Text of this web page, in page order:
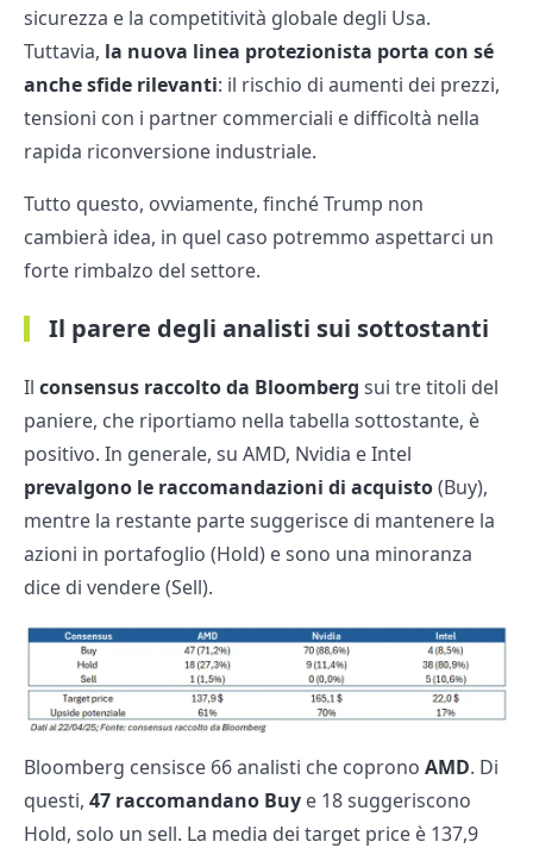
sicurezza e la competitività globale degli Usa.
Tuttavia, la nuova linea protezionista porta con sé
anche sfide rilevanti: il rischio di aumenti dei prezzi,
tensioni con i partner commerciali e difficoltà nella
rapida riconversione industriale.
Tutto questo, ovviamente, finché Trump non
cambierà idea, in quel caso potremmo aspettarci un
forte rimbalzo del settore.
Il parere degli analisti sui sottostanti
Il consensus raccolto da Bloomberg sui tre titoli del
paniere, che riportiamo nella tabella sottostante, è
positivo. In generale, su AMD, Nvidia e Intel
prevalgono le raccomandazioni di acquisto(Buy),
mentre la restante parte suggerisce di mantenere la
azioni in portafoglio (Hold) e sono una minoranza
dice di vendere (Sell).
Bloomberg censisce 66 analisti che coprono AMD. Di
questi, 47 raccomandano Buy e 18 suggeriscono
Hold, solo un sell. La media dei target price è 137,9